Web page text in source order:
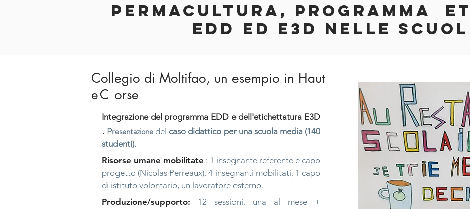
PERMACULTURA, PROGRAMMA
EDD ED E3D NELLE
Collegio di Moltifao, un esempio in Haut
eC orse
Integrazione del programma EDD e dell'etichettatura E3D
. Presentazione del caso didattico per una scuola media (140
studenti).
Risorse umane mobilitate : 1 insegnante referente e capo
progetto (Nicolas Perreaux), 4 insegnanti mobilitati, 1 capo
di istituto volontario, un lavoratore esterno.
Produzione/supporto: 12 sessioni, una al mese +